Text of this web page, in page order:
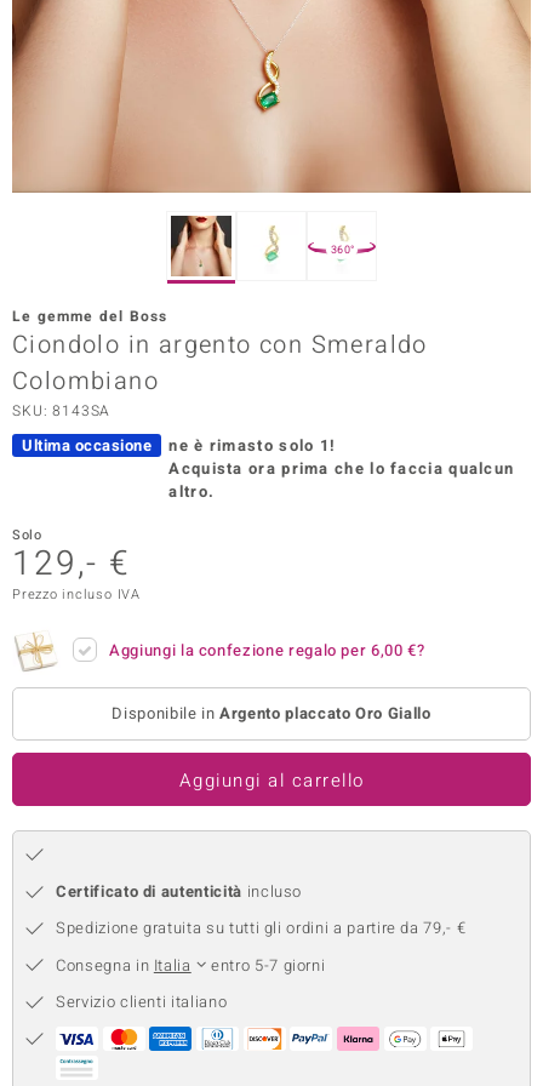
Designs
Paraíso
Collection
Classics
360°
Le gemme del Boss
Ciondolo in argento con Smeraldo
Colombiano
SKU: 8143SA
Ultima occasione
ne è rimasto solo 1!
Acquista ora prima che lo faccia qualcun
altro.
Solo
129,- €
Prezzo incluso IVA
Aggiungi la confezione regalo per6,00 €?
Disponibile inArgento placcato Oro Giallo
Aggiungi al carrello
Certificato di autenticità incluso
Spedizione gratuita su tutti gli ordini a partire da 79,- €
Consegna in Italia
entro 5-7 giorni
Servizio clienti italiano